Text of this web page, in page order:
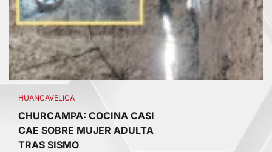
HUANCAVELICA
CHURCAMPA: COCINA CASI
CAE SOBRE MUJER ADULTA
TRAS SISMO